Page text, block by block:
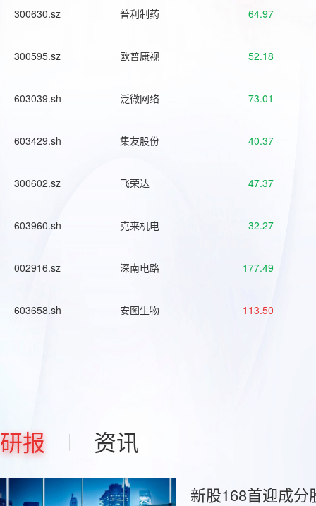
300630.sz 普利制药 64.97
300595.sz 欧普康视 52.18
603039.sh 泛微网络 73.01
603429.sh 集友股份 40.37
300602.sz 飞荣达 47.37
603960.sh 克来机电 32.27
002916.sz 深南电路 177.49
603658.sh 安图生物 113.50
研报 资讯
新股168首迎成